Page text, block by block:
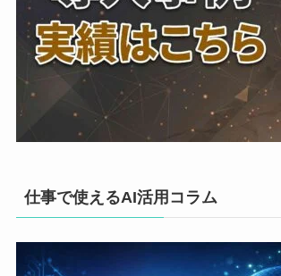
仕事で使えるAI活用コラム